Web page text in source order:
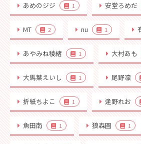
あめのジジ 1 安堂ろめだ
MT 2 nu 1
あやみね稜緒 1 大村あも
大馬葉えいし 1 尾野凛
折紙ちよこ 1 逢野れお
魚田南 1 狼森圓 1